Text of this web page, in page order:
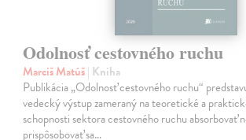
Odolnosť cestovného ruchu
Marciš Matúš| Kniha
Publikácia „Odolnosť cestovného ruchu“
vedecký výstup zameraný na teoretické a
schopnosti sektora cestovného ruchu absorbovať
prispôsobovať sa…